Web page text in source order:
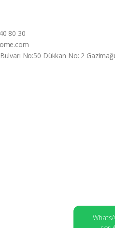
80 30
No:50 Dükkan No: 2